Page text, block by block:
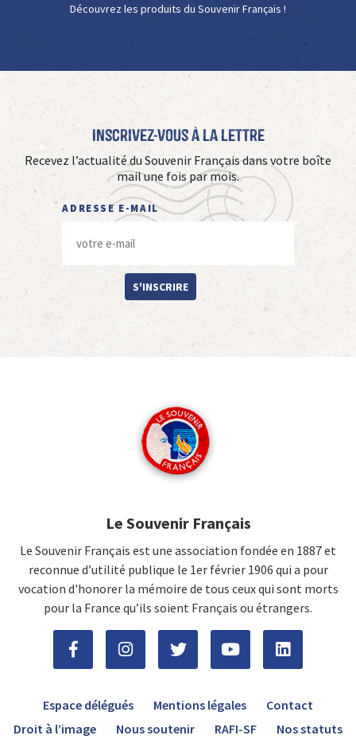
Découvrez les produits du Souvenir Français !
Inscrivez-vous à La Lettre
Recevez l’actualité du Souvenir Français dans votre boîte
mail une fois par mois.
ADRESSE E-MAIL
S'INSCRIRE
Le Souvenir Français
Le Souvenir Français est une association fondée en 1887 et
reconnue d’utilité publique le 1er février 1906 qui a pour
vocation d'honorer la mémoire de tous ceux qui sont morts
pour la France qu’ils soient Français ou étrangers.
Espace délégués Mentions légales
Contact
Droit à l’image
Nous soutenir RAFI-SF Nos statuts